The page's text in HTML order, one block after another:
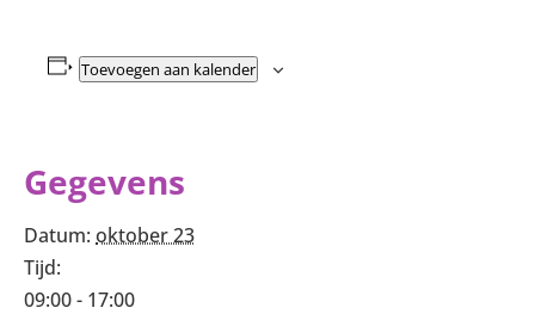
Toevoegen aan kalender
Gegevens
Datum: oktober 23
Tijd:
09:00 - 17:00